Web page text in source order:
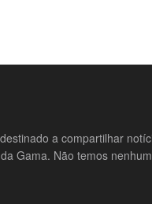
a compartilhar
Gama. Não temos